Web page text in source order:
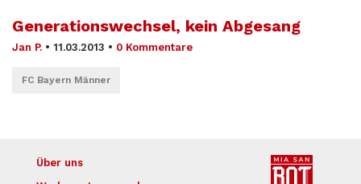
Generationswechsel, kein Abgesang
Jan P. • 11.03.2013 • 0 Kommentare
FC Bayern Männer
Über uns